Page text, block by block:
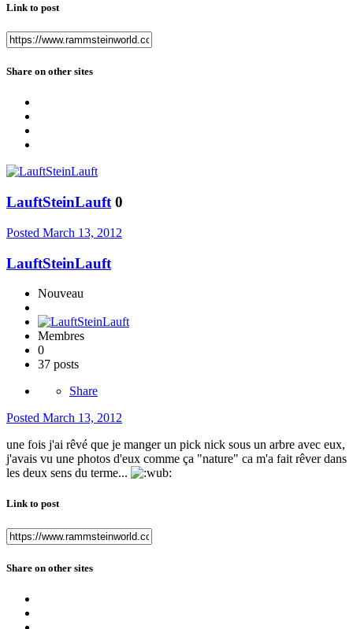
Link to post
Share on other sites
LauftSteinLauft 0
Posted March 13, 2012
LauftSteinLauft
Nouveau
Membres
0
37 posts
Share
Posted March 13, 2012
une fois j'ai rêvé que je manger un pick nick sous un arbre avec eux,
j'avais vu une photos d'eux comme ça "nature" ca m'a fait rêver dans
les deux sens du terme...
Link to post
Share on other sites